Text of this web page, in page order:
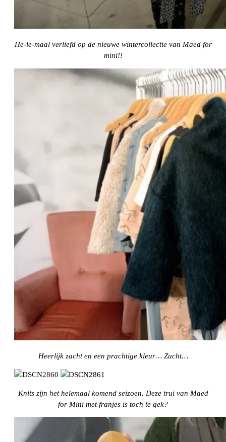
He-le-maal verliefd op de nieuwe wintercollectie van Maed for
mini!!
Heerlijk zacht en een prachtige kleur… Zucht…
Knits zijn het helemaal komend seizoen. Deze trui van Maed
for Mini met franjes is toch te gek?